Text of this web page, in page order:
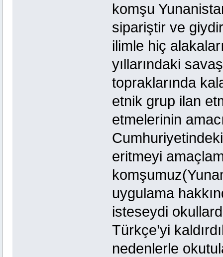
komşu
sipariştir ve
ilimle hiç
yıllarındaki
topraklarında
etnik grup ilan
etmelerinin
eritmeyi
uygulama
isteseydi
Türkçe’yi
nedenlerle